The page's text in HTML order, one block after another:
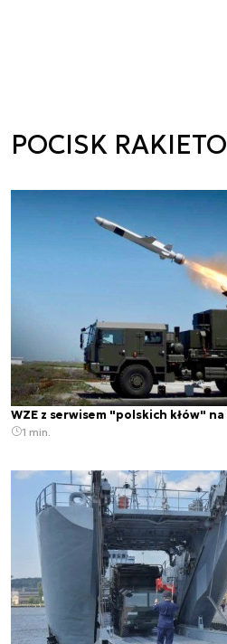
POCISK
WZE z serwisem "polskich kłów"
1 min.